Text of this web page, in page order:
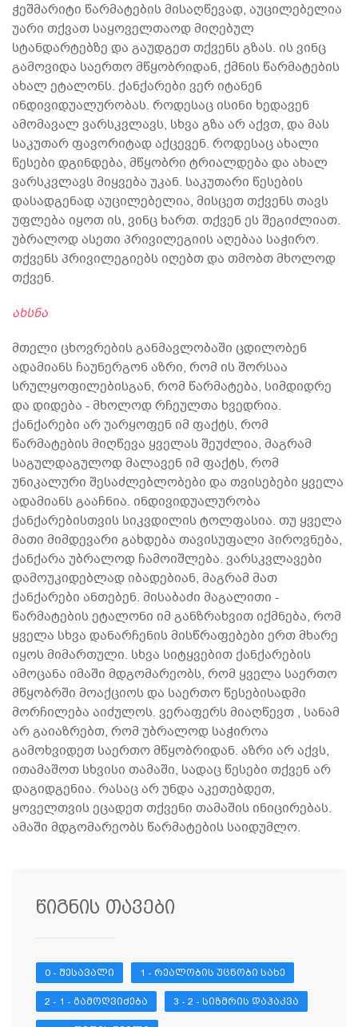
ჭეშმარიტი წარმატების მისაღწევად, აუცილებელია
უარი თქვათ საყოველთაოდ მიღებულ
სტანდარტებზე და გაუდგეთ თქვენს გზას. ის ვინც
გამოვიდა საერთო მწყობრიდან, ქმნის წარმატების
ახალ ეტალონს. ქანქარები ვერ იტანენ
ინდივიდუალურობას. როდესაც ისინი ხედავენ
ამომავალ ვარსკვლავს, სხვა გზა არ აქვთ, და მას
საკუთარ ფავორიტად აქცევენ. როდესაც ახალი
წესები დგინდება, მწყობრი ტრიალდება და ახალ
ვარსკვლავს მიყვება უკან. საკუთარი წესების
დასადგენად აუცილებელია, მისცეთ თქვენს თავს
უფლება იყოთ ის, ვინც ხართ. თქვენ ეს შეგიძლიათ.
უბრალოდ ასეთი პრივილეგიის აღებაა საჭირო.
თქვენს პრივილეგიებს იღებთ და თმობთ მხოლოდ
თქვენ.
ახსნა
მთელი ცხოვრების განმავლობაში ცდილობენ
ადამიანს ჩაუნერგონ აზრი, რომ ის შორსაა
სრულყოფილებისგან, რომ წარმატება, სიმდიდრე
და დიდება - მხოლოდ რჩეულთა ხვედრია.
ქანქარები არ უარყოფენ იმ ფაქტს, რომ
წარმატების მიღწევა ყველას შეუძლია, მაგრამ
საგულდაგულოდ მალავენ იმ ფაქტს, რომ
უნიკალური შესაძლებლობები და თვისებები ყველა
ადამიანს გააჩნია. ინდივიდუალურობა
ქანქარებისთვის სიკვდილის ტოლფასია. თუ ყველა
მათი მიმდევარი გახდება თავისუფალი პიროვნება,
ქანქარა უბრალოდ ჩამოიშლება. ვარსკვლავები
დამოუკიდებლად იბადებიან, მაგრამ მათ
ქანქარები ანთებენ. მისაბაძი მაგალითი -
წარმატების ეტალონი იმ განზრახვით იქმნება, რომ
ყველა სხვა დანარჩენის მისწრაფებები ერთ მხარე
იყოს მიმართული. სხვა სიტყვებით ქანქარების
ამოცანა იმაში მდგომარეობს, რომ ყველა საერთო
მწყობრში მოაქციოს და საერთო წესებისადმი
მორჩილება აიძულოს. ვერაფერს მიაღწევთ , სანამ
არ გაიაზრებთ, რომ უბრალოდ საჭიროა
გამოხვიდეთ საერთო მწყობრიდან. აზრი არ აქვს,
ითამაშოთ სხვისი თამაში, სადაც წესები თქვენ არ
დაგიდგენია. რასაც არ უნდა აკეთებდეთ,
ყოველთვის ეცადეთ თქვენი თამაშის ინიცირებას.
ამაში მდგომარეობს წარმატების საიდუმლო.
წიგნის თავები
0 - ᲨᲔᲡᲐᲕᲐᲚᲘ 1 - ᲠᲔᲐᲚᲝᲑᲘᲡ ᲣᲪᲜᲝᲑᲘ ᲡᲐᲮᲔ
2 - 1 - ᲒᲐᲛᲝᲦᲕᲘᲫᲔᲑᲐ 3 - 2 - ᲡᲘᲖᲛᲠᲘᲡ ᲓᲐᲰᲐᲙᲕᲐ